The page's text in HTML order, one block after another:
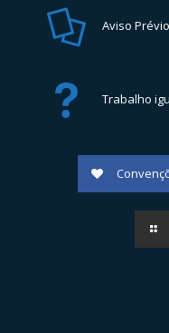
Aviso Prévio
Trabalho